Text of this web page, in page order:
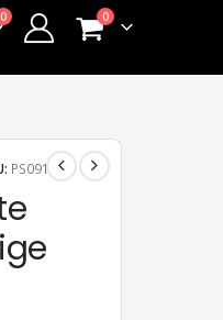
0 0
PS091